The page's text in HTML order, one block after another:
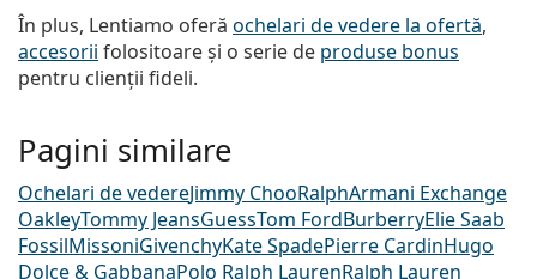
În plus, Lentiamo oferă ochelari de vedere la ofertă,
accesorii folositoare și o serie de produse bonus
pentru clienții fideli.
Pagini similare
Ochelari de vedereJimmy ChooRalphArmani Exchange
OakleyTommy JeansGuessTom FordBurberryElie Saab
FossilMissoniGivenchyKate SpadePierre CardinHugo
Dolce & GabbanaPolo Ralph LaurenRalph Lauren